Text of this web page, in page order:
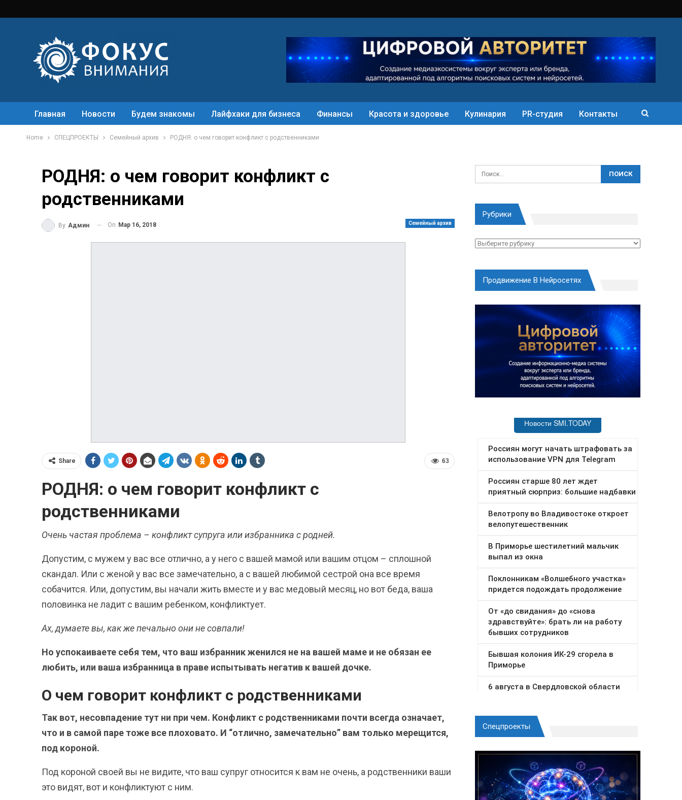
Главная Новости Будем знакомы Лайфхаки для бизнеса Финансы Красота и здоровье Кулинария PR-студия Контакты
Home СПЕЦПРОЕКТЫ Семейный архив РОДНЯ: о чем говорит конфликт с родственниками
РОДНЯ: о чем говорит конфликт с
родственниками
Семейный архив
By Админ On Мар 16, 2018
63
Share
РОДНЯ: о чем говорит конфликт с
родственниками
Очень частая проблема – конфликт супруга или избранника с родней.
Допустим, с мужем у вас все отлично, а у него с вашей мамой или вашим отцом – сплошной
скандал. Или с женой у вас все замечательно, а с вашей любимой сестрой она все время
собачится. Или, допустим, вы начали жить вместе и у вас медовый месяц, но вот беда, ваша
половинка не ладит с вашим ребенком, конфликтует.
Ах, думаете вы, как же печально они не совпали!
Но успокаиваете себя тем, что ваш избранник женился не на вашей маме и не обязан ее
любить, или ваша избранница в праве испытывать негатив к вашей дочке.
О чем говорит конфликт с родственниками
Так вот, несовпадение тут ни при чем. Конфликт с родственниками почти всегда означает,
что и в самой паре тоже все плоховато. И “отлично, замечательно” вам только мерещится,
под короной.
Под короной своей вы не видите, что ваш супруг относится к вам не очень, а родственники ваши
это видят, вот и конфликтуют с ним.
Рубрики
Рубрики
Продвижение В Нейросетях
Спецпроекты